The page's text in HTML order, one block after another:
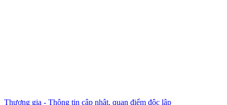
Thương gia - Thông tin cập nhật, quan điểm độc lập